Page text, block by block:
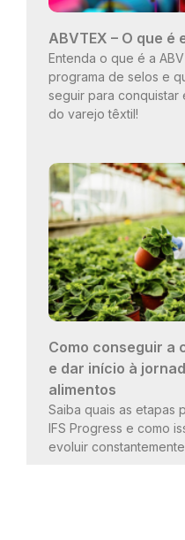
ABVTEX – O que
Entenda o que é a
programa de selos e
seguir para conquistar
do varejo têxtil!
Como conseguir a
e dar início à
alimentos
Saiba quais as etapas
IFS Progress e como
evoluir